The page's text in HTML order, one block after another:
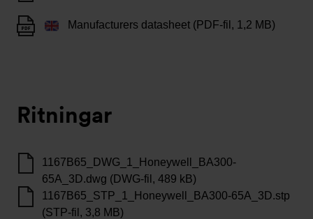
Manufacturers datasheet (PDF-fil, 1,2 MB)
Ritningar
1167B65_DWG_1_Honeywell_BA300-
65A_3D.dwg (DWG-fil, 489 kB)
1167B65_STP_1_Honeywell_BA300-65A_3D.stp
(STP-fil, 3,8 MB)